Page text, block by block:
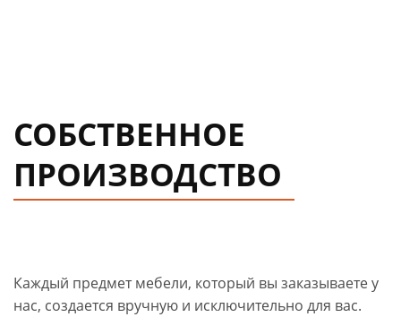
СОБСТВЕННОЕ
ПРОИЗВОДСТВО
Каждый предмет мебели, который вы заказываете у
нас, создается вручную и исключительно для вас.